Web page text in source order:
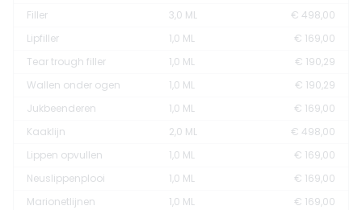
Filler
3,0 ML
€ 498,00
Lipfiller
1,0 ML
€ 169,00
Tear trough filler
1,0 ML
€ 190,29
Wallen onder ogen
1,0 ML
€ 190,29
Jukbeenderen
1,0 ML
€ 169,00
Kaaklijn
2,0 ML
€ 498,00
Lippen opvullen
1,0 ML
€ 169,00
Neuslippenplooi
1,0 ML
€ 169,00
Marionetlijnen
1,0 ML € 169,00